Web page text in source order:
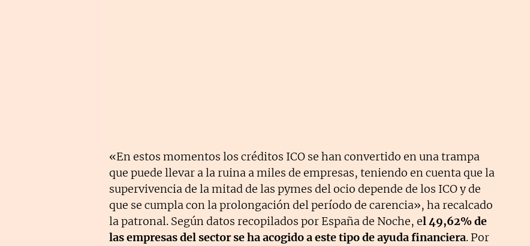
«En estos momentos los créditos ICO se han convertido en una trampa
que puede llevar a la ruina a miles de empresas, teniendo en cuenta que la
supervivencia de la mitad de las pymes del ocio depende de los ICO y de
que se cumpla con la prolongación del período de carencia», ha recalcado
la patronal. Según datos recopilados por España de Noche, el 49,62% de
las empresas del sector se ha acogido a este tipo de ayuda financiera. Por